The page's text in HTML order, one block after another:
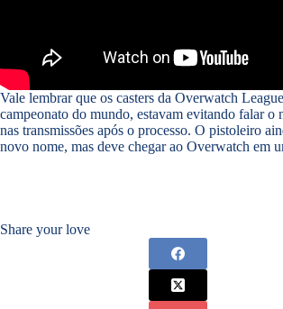
Vale lembrar que os casters da Overwatch
campeonato do mundo, estavam evitando falar o
nas transmissões após o processo. O pistoleiro
novo nome, mas deve chegar ao Overwatch em
Share your love